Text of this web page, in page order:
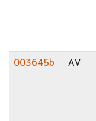
003645b AV